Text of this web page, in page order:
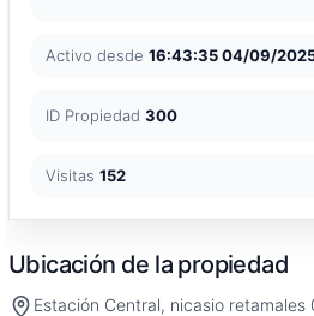
Activo desde 16:43:35 04/09/
ID Propiedad 300
Visitas 152
Ubicación de la propiedad
Estación Central, nicasio retamales